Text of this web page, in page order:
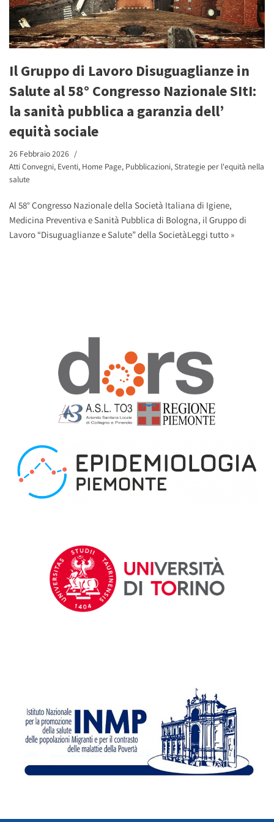
Il Gruppo di Lavoro Disuguaglianze in
Salute al 58° Congresso Nazionale SItI:
la sanità pubblica a garanzia dell’
equità sociale
26 Febbraio 2026
Atti Convegni, Eventi, Home Page, Pubblicazioni,Strategie per l'equità nella
salute
Al 58° Congresso Nazionale della Società Italiana di Igiene,
Medicina Preventiva e Sanità Pubblica di Bologna, il Gruppo di
Lavoro “Disuguaglianze e Salute” della SocietàLeggi tutto »